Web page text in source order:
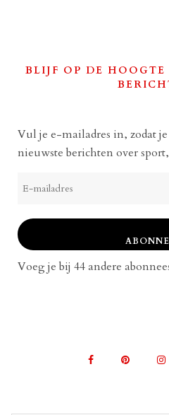
BLIJF OP DE
Vul je e-mailadres in, zodat
nieuwste berichten over
mailadres
Voeg je bij 44 andere